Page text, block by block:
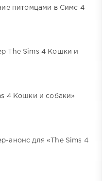
питомцами в Симс 4
The Sims 4 Кошки и
4 Кошки и собаки»
анонс для «The Sims 4